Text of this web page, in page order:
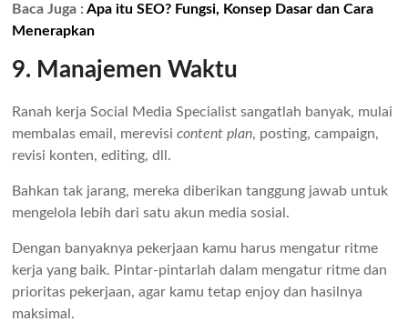
Baca Juga :Apa itu SEO? Fungsi, Konsep Dasar dan Cara
Menerapkan
9. Manajemen Waktu
Ranah kerja Social Media Specialist sangatlah banyak, mulai
membalas email, merevisicontent plan, posting, campaign,
revisi konten, editing, dll.
Bahkan tak jarang, mereka diberikan tanggung jawab untuk
mengelola lebih dari satu akun media sosial.
Dengan banyaknya pekerjaan kamu harus mengatur ritme
kerja yang baik. Pintar-pintarlah dalam mengatur ritme dan
prioritas pekerjaan, agar kamu tetap enjoy dan hasilnya
maksimal.